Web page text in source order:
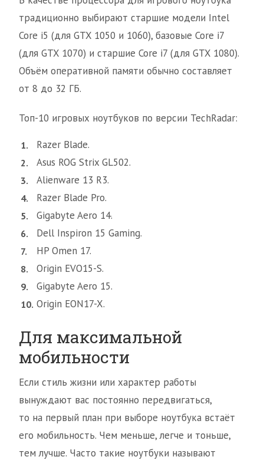
традиционно выбирают старшие модели Intel
Core i5 (для GTX 1050 и 1060), базовые Core i7
(для GTX 1070) и старшие Core i7 (для GTX 1080).
Объём оперативной памяти обычно составляет
от 8 до 32 ГБ.
Топ-10 игровых ноутбуков по версии TechRadar:
Razer Blade.
Asus ROG Strix GL502.
Alienware 13 R3.
Razer Blade Pro.
Gigabyte Aero 14.
Dell Inspiron 15 Gaming.
HP Omen 17.
Origin EVO15-S.
Gigabyte Aero 15.
Origin EON17-X.
Для максимальной
мобильности
Если стиль жизни или характер работы
вынуждают вас постоянно передвигаться,
то на первый план при выборе ноутбука встаёт
его мобильность. Чем меньше, легче и тоньше,
тем лучше. Часто такие ноутбуки называют